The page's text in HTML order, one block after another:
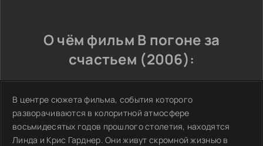
О чём фильм В погоне за
счастьем (2006):
В центре сюжета фильма, события которого
разворачиваются в колоритной атмосфере
восьмидесятых годов прошлого столетия, находятся
Линда и Крис Гарднер. Они живут скромной жизнью в